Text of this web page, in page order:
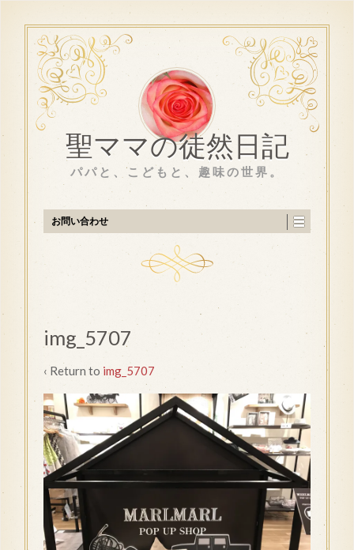
聖ママの徒然日記
パパと、こどもと、趣味の世界。
お問い合わせ
img_5707
‹ Return to img_5707